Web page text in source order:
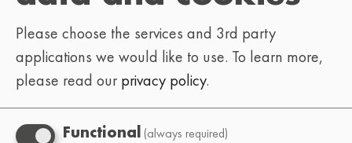
Please choose the services and 3rd party
applications we would like to use. To learn more,
please read our privacy policy.
Functional (always required)